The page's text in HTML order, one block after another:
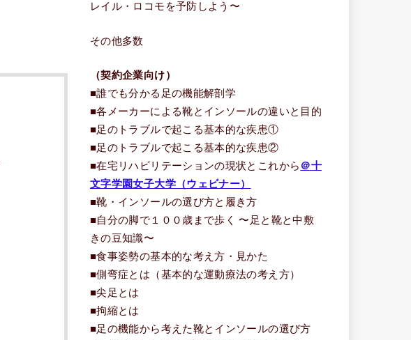
レイル・ロコモを予防しよう〜
その他多数
（契約企業向け）
■誰でも分かる足の機能解剖学
■各メーカーによる靴とインソールの違いと目的
■足のトラブルで起こる基本的な疾患①
■足のトラブルで起こる基本的な疾患②
■在宅リハビリテーションの現状とこれから ＠十
文字学園女子大学（ウェビナー）
■靴・インソールの選び方と履き方
■自分の脚で１００歳まで歩く 〜足と靴と中敷
きの豆知識〜
■食事姿勢の基本的な考え方・見かた
■側弯症とは（基本的な運動療法の考え方）
■尖足とは
■拘縮とは
■足の機能から考えた靴とインソールの選び方